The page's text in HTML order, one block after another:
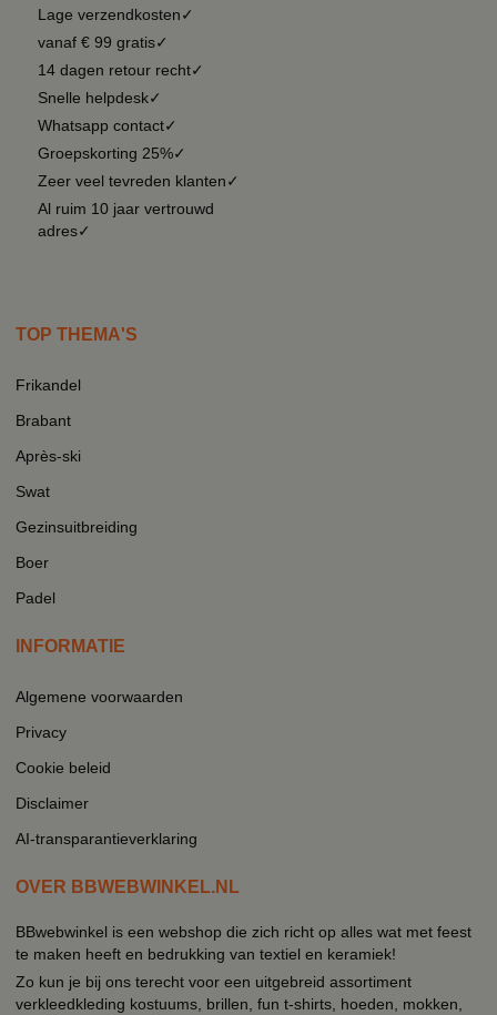
Lage verzendkosten✓
vanaf € 99 gratis✓
14 dagen retour recht✓
Snelle helpdesk✓
Whatsapp contact✓
Groepskorting 25%✓
Zeer veel tevreden klanten✓
Al ruim 10 jaar vertrouwd
adres✓
TOP THEMA'S
Frikandel
Brabant
Après-ski
Swat
Gezinsuitbreiding
Boer
Padel
INFORMATIE
Algemene voorwaarden
Privacy
Cookie beleid
Disclaimer
AI-transparantieverklaring
OVER BBWEBWINKEL.NL
BBwebwinkel is een webshop die zich richt op alles wat met feest
te maken heeft en bedrukking van textiel en keramiek!
Zo kun je bij ons terecht voor een uitgebreid assortiment
verkleedkleding kostuums, brillen, fun t-shirts, hoeden, mokken,